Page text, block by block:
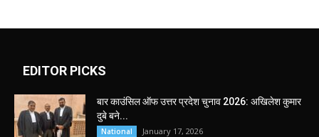
EDITOR PICKS
बार काउंसिल ऑफ उत्तर प्रदेश चुनाव 2026: अखिलेश कुमार
दुबे बने...
National January 17, 2026